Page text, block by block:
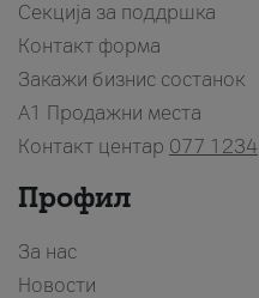
Секција за поддршка
Контакт форма
Закажи бизнис состанок
A1 Продажни места
Контакт центар 077 1234
Профил
За нас
Новости